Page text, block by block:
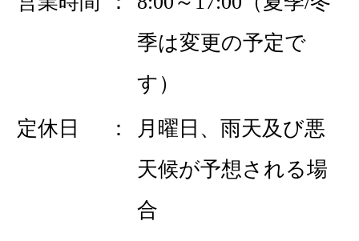
季は変更の予定で
す）
定休日
月曜日、雨天及び悪
天候が予想される場
合